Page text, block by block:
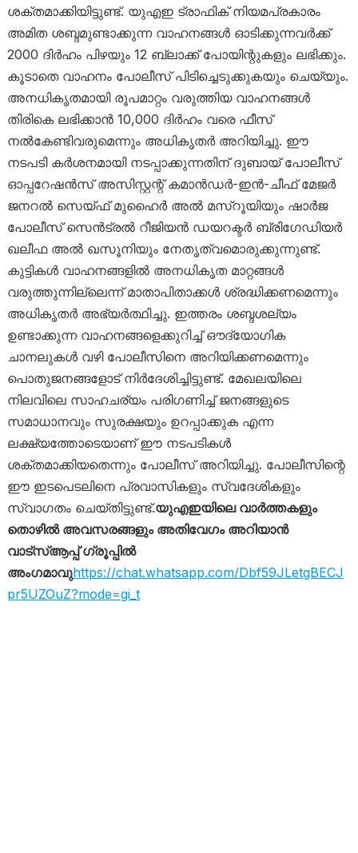
ശക്തമാക്കിയിട്ടുണ്ട്. യുഎഇ ട്രാഫിക് നിയമപ്രകാരം
അമിത ശബ്ദമുണ്ടാക്കുന്ന വാഹനങ്ങൾ ഓടിക്കുന്നവർക്ക്
2000 ദിർഹം പിഴയും 12 ബ്ലാക്ക് പോയിന്റുകളും ലഭിക്കും.
കൂടാതെ വാഹനം പോലീസ് പിടിച്ചെടുക്കുകയും ചെയ്യും.
അനധികൃതമായി രൂപമാറ്റം വരുത്തിയ വാഹനങ്ങൾ
തിരികെ ലഭിക്കാൻ 10,000 ദിർഹം വരെ ഫീസ്
നൽകേണ്ടിവരുമെന്നും അധികൃതർ അറിയിച്ചു. ഈ
നടപടി കർശനമായി നടപ്പാക്കുന്നതിന് ദുബായ് പോലീസ്
ഓപ്പറേഷൻസ് അസിസ്റ്റന്റ് കമാൻഡർ-ഇൻ-ചീഫ് മേജർ
ജനറൽ സെയ്ഫ് മുഹൈർ അൽ മസ്‌റൂയിയും ഷാർജ
പോലീസ് സെൻട്രൽ റീജിയൻ ഡയറക്ടർ ബ്രിഗേഡിയർ
ഖലീഫ അൽ ഖസൂനിയും നേതൃത്വമൊരുക്കുന്നുണ്ട്.
കുട്ടികൾ വാഹനങ്ങളിൽ അനധികൃത മാറ്റങ്ങൾ
വരുത്തുന്നില്ലെന്ന് മാതാപിതാക്കൾ ശ്രദ്ധിക്കണമെന്നും
അധികൃതർ അഭ്യർത്ഥിച്ചു. ഇത്തരം ശബ്ദശല്യം
ഉണ്ടാക്കുന്ന വാഹനങ്ങളെക്കുറിച്ച് ഔദ്യോഗിക
ചാനലുകൾ വഴി പോലീസിനെ അറിയിക്കണമെന്നും
പൊതുജനങ്ങളോട് നിർദേശിച്ചിട്ടുണ്ട്. മേഖലയിലെ
നിലവിലെ സാഹചര്യം പരിഗണിച്ച് ജനങ്ങളുടെ
സമാധാനവും സുരക്ഷയും ഉറപ്പാക്കുക എന്ന
ലക്ഷ്യത്തോടെയാണ് ഈ നടപടികൾ
ശക്തമാക്കിയതെന്നും പോലീസ് അറിയിച്ചു. പോലീസിന്റെ
ഈ ഇടപെടലിനെ പ്രവാസികളും സ്വദേശികളും
സ്വാഗതം ചെയ്തിട്ടുണ്ട്.യുഎഇയിലെ വാർത്തകളും
തൊഴിൽ അവസരങ്ങളും അതിവേഗം അറിയാൻ
വാട്സ്ആപ്പ് ഗ്രൂപ്പിൽ
അംഗമാവുhttps://chat.whatsapp.com/Dbf59JLetgBECJ
pr5UZOuZ?mode=gi_t